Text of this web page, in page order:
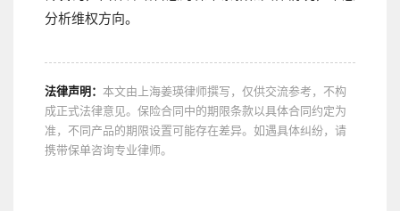
分析维权方向。
法律声明： 本文由上海姜瑛律师撰写，仅供交流参考，不构
成正式法律意见。保险合同中的期限条款以具体合同约定为
准，不同产品的期限设置可能存在差异。如遇具体纠纷，请
携带保单咨询专业律师。